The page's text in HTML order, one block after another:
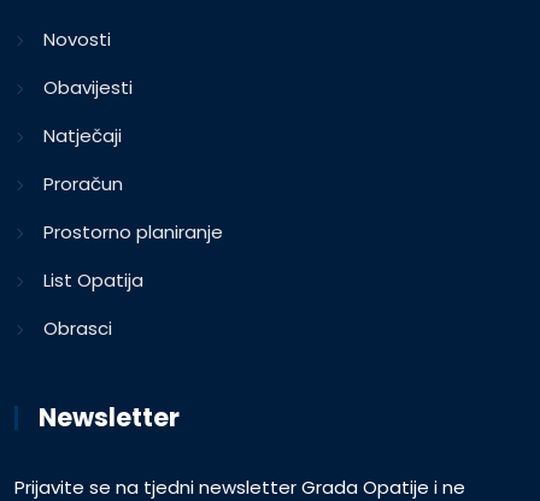
Novosti
Obavijesti
Natječaji
Proračun
Prostorno planiranje
List Opatija
Obrasci
Newsletter
Prijavite se na tjedni newsletter Grada Opatije i ne